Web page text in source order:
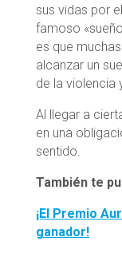
sus vidas por
famoso
es que
alcanzar un
de la violencia
Al llegar a
en una
sentido.
También te
¡El Premio
ganador!